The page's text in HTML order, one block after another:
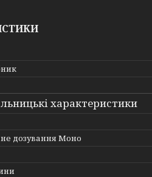
характеристики
дозування Моно